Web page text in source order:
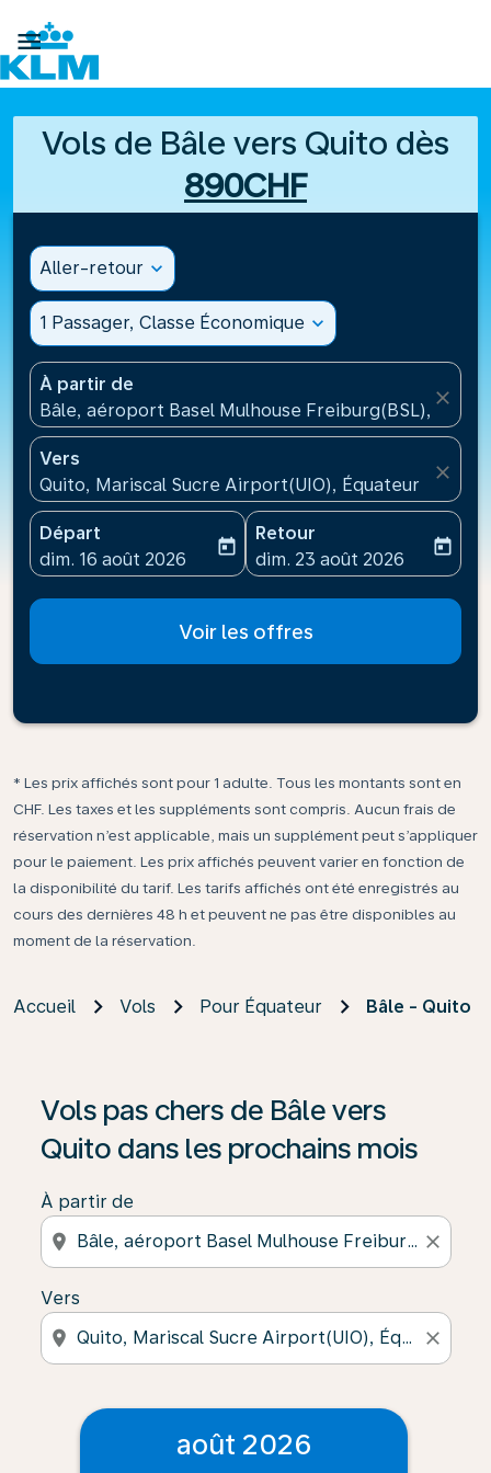

Vols de Bâle vers Quito dès
890CHF
Aller-retour expand_more
1 Passager, Classe Économique expand_more
À partir de
Bâle, aéroport Basel Mulhouse Freiburg(BSL), Suisse
close
Vers
Quito, Mariscal Sucre Airport(UIO), Équateur
close
Départ
fc-booking-departure-date-aria-label
dim. 16 août 2026
today
Retour
fc-booking-return-date-
dim. 23 août 2026
today
Voir les offres
* Les prix affichés sont pour 1 adulte. Tous les montants sont en
CHF. Les taxes et les suppléments sont compris. Aucun frais de
réservation n’est applicable, mais un supplément peut s’appliquer
pour le paiement. Les prix affichés peuvent varier en fonction de
la disponibilité du tarif. Les tarifs affichés ont été enregistrés au
cours des dernières 48 h et peuvent ne pas être disponibles au
moment de la réservation.
Accueil Vols Pour Équateur Bâle - Quito
Vols pas chers de Bâle vers
Quito dans les prochains mois
À partir de
location_on close
Vers
location_on close
août 2026